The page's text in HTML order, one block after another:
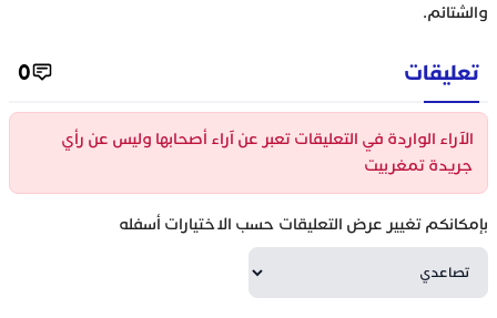
والشتائم.
تعليقات 0
الآراء الواردة في التعليقات تعبر عن آراء أصحابها وليس عن رأي
جريدة تمغربيت
بإمكانكم تغيير عرض التعليقات حسب الاختيارات أسفله